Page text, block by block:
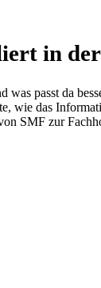
in
passt da
wie das
SMF zur